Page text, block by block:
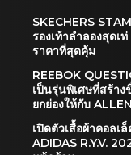
SKECHERS
รองเท้าลำลองสุดเ
ราคาที่สุดคุ้ม
REEBOK
เป็นรุ่นพิเศษที่สร้าง
ยกย่องให้กับ
เปิดตัวเสื้อผ้าคอลเ
ADIDAS R.Y.V.